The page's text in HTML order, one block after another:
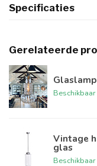
Specificaties
Gerelateerde
Beschikbaar
Vintage
glas
Beschikbaar